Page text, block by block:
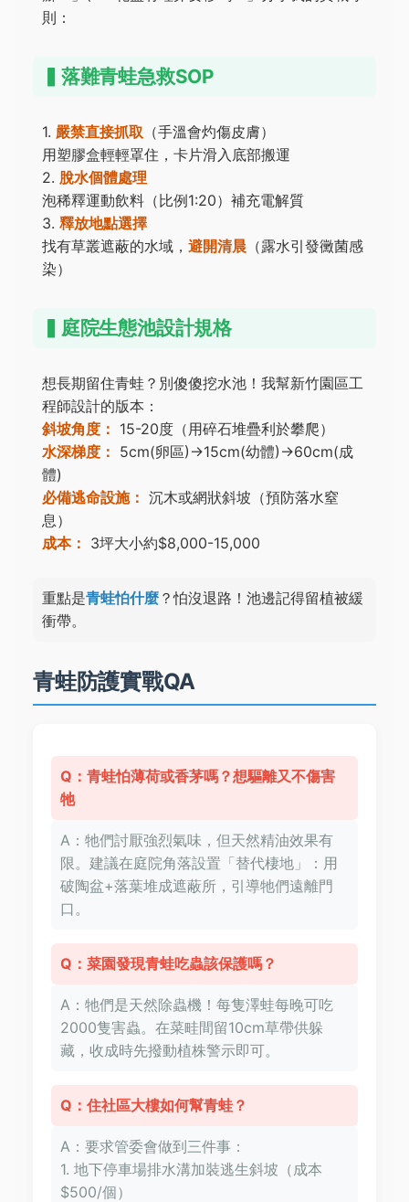
則：
▍落難青蛙急救SOP
1. 嚴禁直接抓取 （手溫會灼傷皮膚）
用塑膠盒輕輕罩住，卡片滑入底部搬運
2. 脫水個體處理
泡稀釋運動飲料（比例1:20）補充電解質
3. 釋放地點選擇
找有草叢遮蔽的水域， 避開清晨 （露水引發黴菌感
染）
▍庭院生態池設計規格
想長期留住青蛙？別傻傻挖水池！我幫新竹園區工
程師設計的版本：
斜坡角度： 15-20度（用碎石堆疊利於攀爬）
水深梯度： 5cm(卵區)→15cm(幼體)→60cm(成
體)
必備逃命設施： 沉木或網狀斜坡（預防落水窒
息）
成本： 3坪大小約$8,000-15,000
重點是青蛙怕什麼 ？怕沒退路！池邊記得留植被緩
衝帶。
青蛙防護實戰QA
Q：青蛙怕薄荷或香茅嗎？想驅離又不傷害
牠
A：牠們討厭強烈氣味，但天然精油效果有
限。建議在庭院角落設置「替代棲地」：用
破陶盆+落葉堆成遮蔽所，引導牠們遠離門
口。
Q：菜園發現青蛙吃蟲該保護嗎？
A：牠們是天然除蟲機！每隻澤蛙每晚可吃
2000隻害蟲。在菜畦間留10cm草帶供躲
藏，收成時先撥動植株警示即可。
Q：住社區大樓如何幫青蛙？
A：要求管委會做到三件事：
1. 地下停車場排水溝加裝逃生斜坡（成本
$500/個）